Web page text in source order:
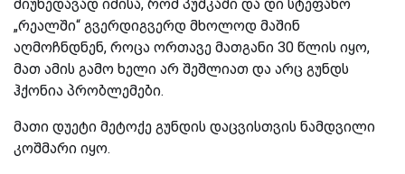
მიუხედავად იმისა, რომ პუშკაში და დი სტეფანო
„რეალში“ გვერდიგვერდ მხოლოდ მაშინ
აღმოჩნდნენ, როცა ორთავე მათგანი 30 წლის იყო,
მათ ამის გამო ხელი არ შეშლიათ და არც გუნდს
ჰქონია პრობლემები.
მათი დუეტი მეტოქე გუნდის დაცვისთვის ნამდვილი
კოშმარი იყო.